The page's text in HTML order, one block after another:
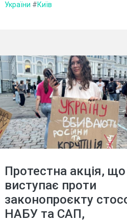
України #Київ
Протестна акція, що
виступає проти
законопроєкту
НАБУ та САП,